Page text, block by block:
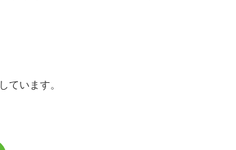
います。